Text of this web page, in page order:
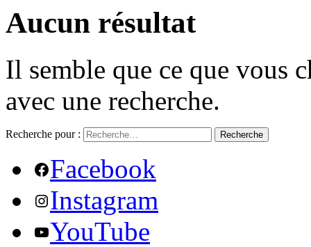
Aucun résultat
Il semble que ce que vous
avec une recherche.
Recherche pour : Recherche
Facebook
Instagram
YouTube